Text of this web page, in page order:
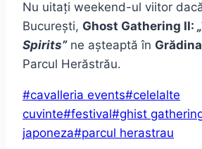
Nu uitați weekend-ul viitor
București, Ghost Gathering II:
Spirits”ne așteaptă în
Parcul Herăstrău.
Post
Tags:
#cavalleria events#celelalte
cuvinte#festival#ghist
japoneza#parcul herastrau